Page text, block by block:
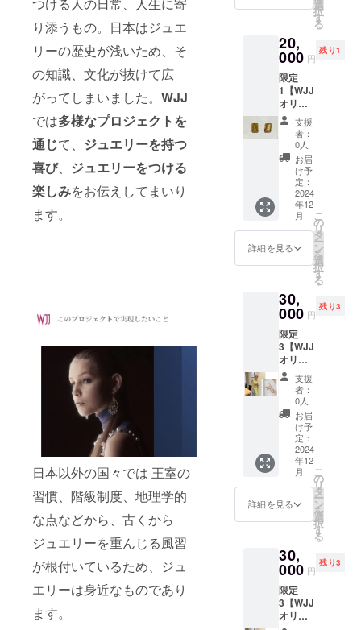
つける人の日常、人生に寄
り添うもの。日本はジュエ
リーの歴史が浅いため、そ
の知識、文化が抜けて広
がってしまいました。 WJJ
では多様なプロジェクトを
通じて、 ジュエリーを持つ
喜び、 ジュエリーをつける
楽しみをお伝えしてまいり
ます。
日本以外の国々では 王室の
習慣、階級制度、地理学的
な点などから、古くから
ジュエリーを重んじる風習
が根付いているため、ジュ
エリーは身近なものであり
ます。
ト・
スカッ
ト5ピー
スセッ
ト 4×7
ミリ〜
5×10ミ
リ ・
トータ
4.95ct
選
択
す
る
20,
000 円
残り1
限定
1【WJJ
オリジ
ナルポ
スト
カード
でお礼
のメッ
セー
ジ】+
【カ
ラース
トー
ン・シ
トリン2
ピース
ト
9×14 ミ
リ
10×13.5
ミリ
トータ
ル
10.33ct
支援
者：
0人
お届
け予
定：
2024
年12
月
詳細を見る
こ
の
リ
タ
ー
ン
を
選
択
す
る
30,
000 円
残り3
限定
3【WJJ
オリジ
ナルポ
スト
カード
による
お礼の
メッ
セー
ジ】＋
【2025
年1月23
日
(木)13-
17時、
マダム
ミルタ
(在住30
年ジュ
エ
リー・
支援
者：
0人
お届
け予
定：
2024
年12
月
詳細を見る
こ
の
リ
タ
ー
ン
を
選
択
す
る
30,
000 円
残り3
限定
3【WJJ
オリジ